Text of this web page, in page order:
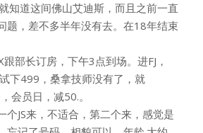
知道这间佛山艾迪斯，而且之前一直
题，差不多半年没有去。在18年结束
部长订房，下午3点到场。进FJ，
下499，桑拿技师没有了，就
会员日，减50.。
个JS来，不适合，第二个来，感觉是